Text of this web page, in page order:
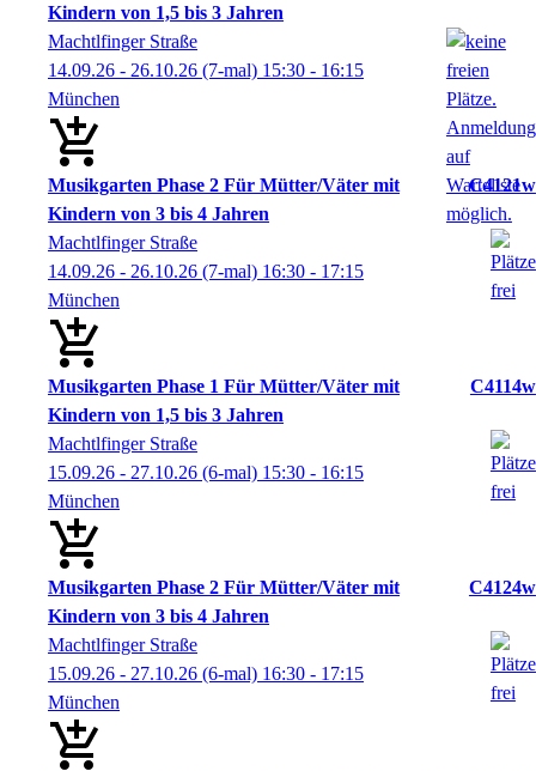
Kindern von 1,5 bis 3 Jahren
Machtlfinger Straße
14.09.26 - 26.10.26 (7-mal) 15:30 - 16:15
München
Musikgarten Phase 2 Für Mütter/Väter mit
Kindern von 3 bis 4 Jahren
C4121w
Machtlfinger Straße
14.09.26 - 26.10.26 (7-mal) 16:30 - 17:15
München
Musikgarten Phase 1 Für Mütter/Väter mit
Kindern von 1,5 bis 3 Jahren
C4114w
Machtlfinger Straße
15.09.26 - 27.10.26 (6-mal) 15:30 - 16:15
München
Musikgarten Phase 2 Für Mütter/Väter mit
Kindern von 3 bis 4 Jahren
C4124w
Machtlfinger Straße
15.09.26 - 27.10.26 (6-mal) 16:30 - 17:15
München